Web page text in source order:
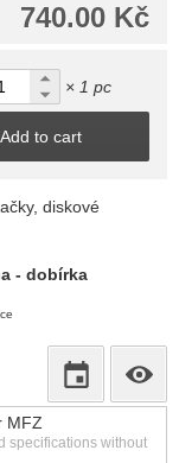
740.00 Kč
× 1 pc
Add to cart
diskové
- dobírka
MFZ
specifications without